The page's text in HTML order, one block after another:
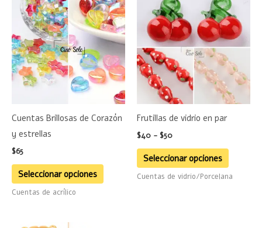
Cuentas Brillosas de Corazón
y estrellas
$65
Seleccionar opciones
producto
tiene
múltiples
variantes.
Las
opciones
pueden
página
Cuentas de acrílico
Frutillas de vidrio en par
$40 - $50
de
precios:
desde
$40
hasta
Seleccionar opciones
producto
tiene
Las
opciones
se
la
Cuentas de vidrio/Porcelana